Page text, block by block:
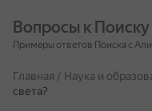
Вопросы к Поиску
Примеры ответов Поиска с
Главная / Наука и
света?